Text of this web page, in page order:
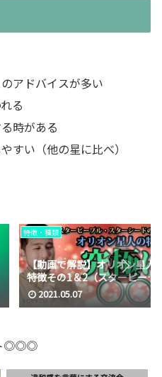
アドバイスが多い
る
時がある
すい（他の星に比べ）
特徴・種類
【動画で解説】オリオン星人
特徴その1＆2（スターピープ
ルの特徴）
2021.05.07
◎◎◎